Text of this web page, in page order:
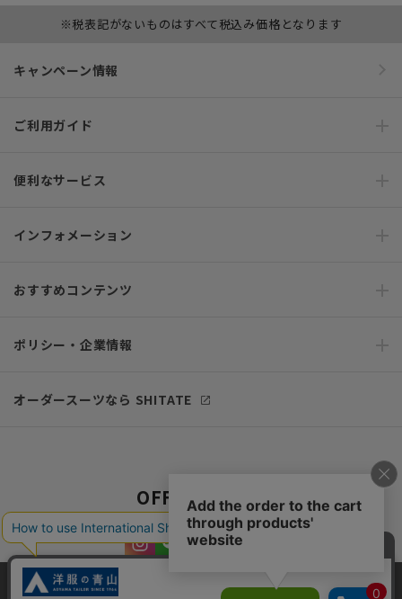
※税表記がないものはすべて税込み価格となります
キャンペーン情報
ご利用ガイド
便利なサービス
インフォメーション
おすすめコンテンツ
ポリシー・企業情報
オーダースーツなら SHITATE
OFFICIAL SNS